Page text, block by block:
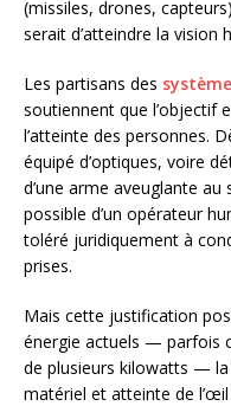
(missiles, drones,
serait d’atteindre la vision
Les partisans des
soutiennent que l’objectif
l’atteinte des personnes.
équipé d’optiques, voire
d’une arme aveuglante
possible d’un opérateur
toléré juridiquement à
prises.
Mais cette justification
énergie actuels — parfois
de plusieurs kilowatts —
matériel et atteinte de l’œil